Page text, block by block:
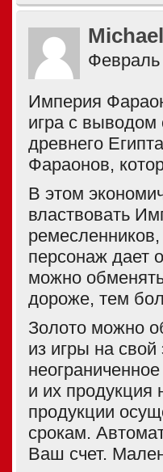
Февраль
Империя
игра с выводом
древнего
Фараонов,
В этом
властвовать
персонаж дает
можно
дороже, тем
Золото можно
из игры на
и их продукция
продукции
срокам.
Ваш счет.